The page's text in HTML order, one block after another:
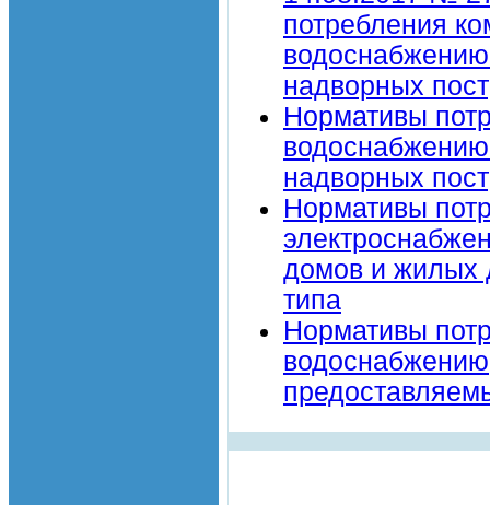
потребления
водоснабжению
надворных
Нормативы
водоснабжению
надворных
Нормативы
домов и жилых
типа
Нормативы